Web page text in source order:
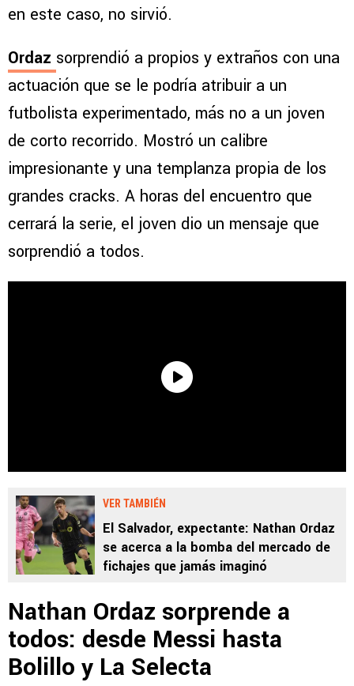
en este caso, no sirvió.
Ordaz sorprendió a propios y extraños con una
actuación que se le podría atribuir a un
futbolista experimentado, más no a un joven
de corto recorrido. Mostró un calibre
impresionante y una templanza propia de los
grandes cracks. A horas del encuentro que
cerrará la serie, el joven dio un mensaje que
sorprendió a todos.
VER TAMBIÉN
El Salvador, expectante: Nathan Ordaz
se acerca a la bomba del mercado de
fichajes que jamás imaginó
Nathan Ordaz sorprende a
todos: desde Messi hasta
Bolillo y La Selecta